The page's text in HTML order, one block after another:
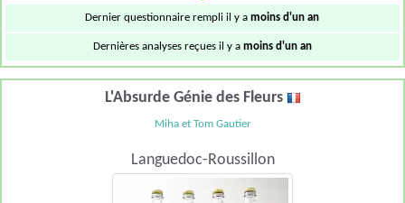
Dernier questionnaire rempli il y amoins d'un an
Dernières analyses reçues il y a moins d'un an
L'Absurde Génie des Fleurs
Miha et Tom Gautier
Languedoc-Roussillon